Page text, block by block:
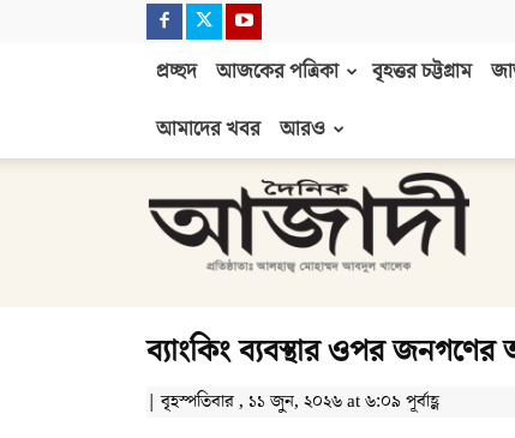
প্রচ্ছদ আজকের পত্রিকা বৃহত্তর চট্টগ্রাম
আমাদের খবর
আরও
আজাদী
ব্যাংকিং ব্যবস্থার ওপর জনগণের
| বৃহস্পতিবার , ১১ জুন, ২০২৬ at ৬:০৯ পূর্বাহ্ণ